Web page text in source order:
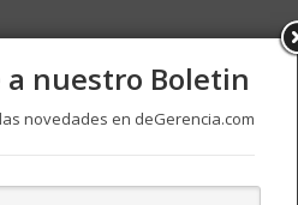
de tus comentarios
a nuestro Boletin
novedades en deGerencia.com